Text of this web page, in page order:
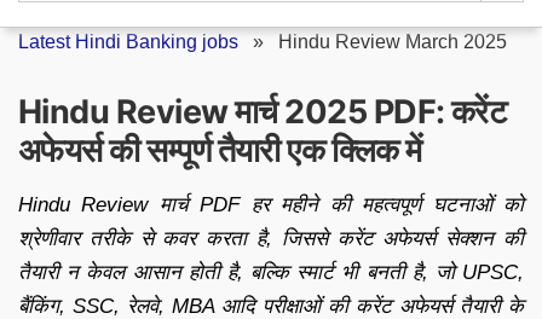
Latest Hindi Banking jobs » Hindu Review March 2025
Hindu Review मार्च 2025 PDF: करेंट
अफेयर्स की सम्पूर्ण तैयारी एक क्लिक में
Hindu Review मार्च PDF हर महीने की महत्वपूर्ण घटनाओं को
श्रेणीवार तरीके से कवर करता है, जिससे करेंट अफेयर्स सेक्शन की
तैयारी न केवल आसान होती है, बल्कि स्मार्ट भी बनती है, जो UPSC,
बैंकिंग, SSC, रेलवे, MBA आदि परीक्षाओं की करेंट अफेयर्स तैयारी के